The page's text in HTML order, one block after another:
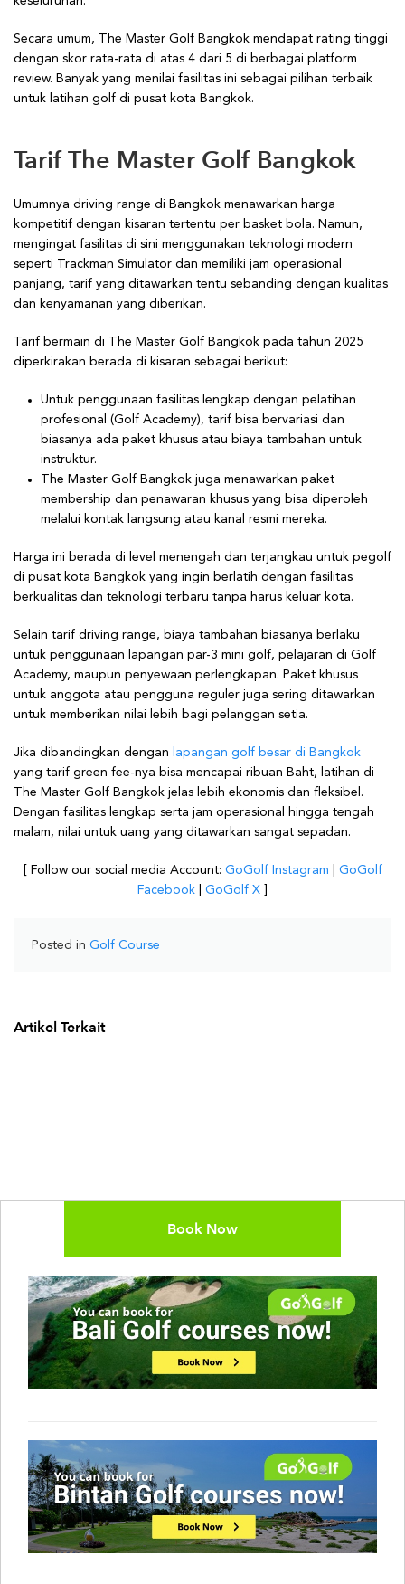
Secara umum, The Master Golf Bangkok mendapat rating tinggi
dengan skor rata-rata di atas 4 dari 5 di berbagai platform
review. Banyak yang menilai fasilitas ini sebagai pilihan terbaik
untuk latihan golf di pusat kota Bangkok.
Tarif The Master Golf Bangkok
Umumnya driving range di Bangkok menawarkan harga
kompetitif dengan kisaran tertentu per basket bola. Namun,
mengingat fasilitas di sini menggunakan teknologi modern
seperti Trackman Simulator dan memiliki jam operasional
panjang, tarif yang ditawarkan tentu sebanding dengan kualitas
dan kenyamanan yang diberikan.
Tarif bermain di The Master Golf Bangkok pada tahun 2025
diperkirakan berada di kisaran sebagai berikut:
Untuk penggunaan fasilitas lengkap dengan pelatihan
profesional (Golf Academy), tarif bisa bervariasi dan
biasanya ada paket khusus atau biaya tambahan untuk
instruktur.
The Master Golf Bangkok juga menawarkan paket
membership dan penawaran khusus yang bisa diperoleh
melalui kontak langsung atau kanal resmi mereka.
Harga ini berada di level menengah dan terjangkau untuk pegolf
di pusat kota Bangkok yang ingin berlatih dengan fasilitas
berkualitas dan teknologi terbaru tanpa harus keluar kota.
Selain tarif driving range, biaya tambahan biasanya berlaku
untuk penggunaan lapangan par-3 mini golf, pelajaran di Golf
Academy, maupun penyewaan perlengkapan. Paket khusus
untuk anggota atau pengguna reguler juga sering ditawarkan
untuk memberikan nilai lebih bagi pelanggan setia.
Jika dibandingkan dengan
lapangan golf besar di Bangkok
yang tarif green fee-nya bisa mencapai ribuan Baht, latihan di
The Master Golf Bangkok jelas lebih ekonomis dan fleksibel.
Dengan fasilitas lengkap serta jam operasional hingga tengah
malam, nilai untuk uang yang ditawarkan sangat sepadan.
[ Follow our social media Account: GoGolf Instagram
GoGolf
Facebook
GoGolf X
Posted in Golf Course
Artikel Terkait
Book Now